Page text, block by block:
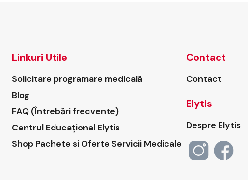
Linkuri Utile
Solicitare programare medicală
Blog
FAQ (Întrebări frecvente)
Centrul Educațional Elytis
Shop Pachete si Oferte Servicii Medicale
Contact
Contact
Elytis
Despre Elytis